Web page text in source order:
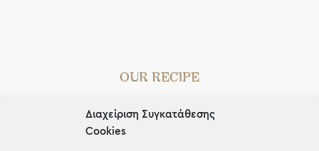
Διαχείριση Συγκατάθεσης
Cookies
OUR RECIPE
Gifts